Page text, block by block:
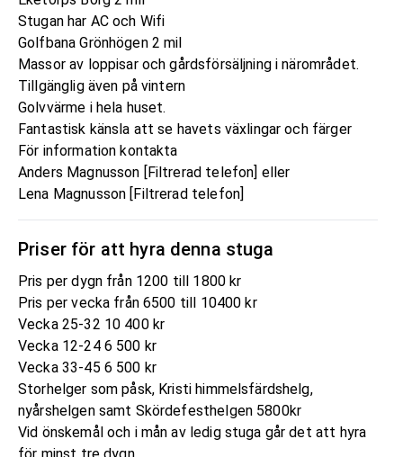
Stugan har AC och Wifi
Golfbana Grönhögen 2 mil
Massor av loppisar och gårdsförsäljning i närområdet.
Tillgänglig även på vintern
Golvvärme i hela huset.
Fantastisk känsla att se havets växlingar och färger
För information kontakta
Anders Magnusson [Filtrerad telefon] eller
Lena Magnusson [Filtrerad telefon]
Priser för att hyra denna stuga
Pris per dygn från 1200 till 1800 kr
Pris per vecka från 6500 till 10400 kr
Vecka 25-32 10 400 kr
Vecka 12-24 6 500 kr
Vecka 33-45 6 500 kr
Storhelger som påsk, Kristi himmelsfärdshelg,
nyårshelgen samt Skördefesthelgen 5800kr
Vid önskemål och i mån av ledig stuga går det att hyra